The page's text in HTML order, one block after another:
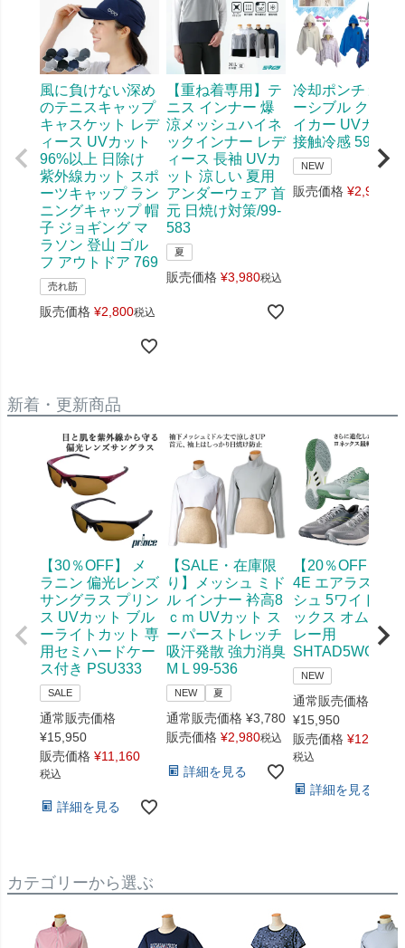
風に負けない深め
のテニスキャップ
キャスケット レデ
ィース UVカット
96%以上 日除け
紫外線カット スポ
ーツキャップ ラン
ニングキャップ 帽
子 ジョギング マ
ラソン 登山 ゴル
フ アウトドア 769
売れ筋
販売価格 ¥2,800税込
【重ね着専用】テ
ニス インナー 爆
涼メッシュハイネ
ックインナー レデ
ィース 長袖 UVカ
ット 涼しい 夏用
アンダーウェア 首
元 日焼け対策/99-
583
夏
販売価格 ¥3,980税込
冷却ポンチョ リ
ーシブル クール
イカー UVカット
接触冷感 598
NEW
販売価格 ¥2,970
新着・更新商品
【30％OFF】 メ
ラニン 偏光レンズ
サングラス プリン
ス UVカット ブル
ーライトカット 専
用セミハードケー
ス付き PSU333
SALE
通常販売価格
¥15,950
販売価格 ¥11,160
税込
詳細を見る
【SALE・在庫限
り】メッシュ ミド
ル インナー 衿高8
ｃｍ UVカット ス
ーパーストレッチ
吸汗発散 強力消臭
M L 99-536
NEW 夏
通常販売価格 ¥3,780
販売価格 ¥2,980税込
詳細を見る
【20％OFF】幅
4E エアラスダッ
シュ 5ワイド ヨ
ックス オムニ・
レー用
SHTAD5WG 519
NEW
通常販売価格
¥15,950
販売価格 ¥12,760
税込
詳細を見る
カテゴリーから選ぶ